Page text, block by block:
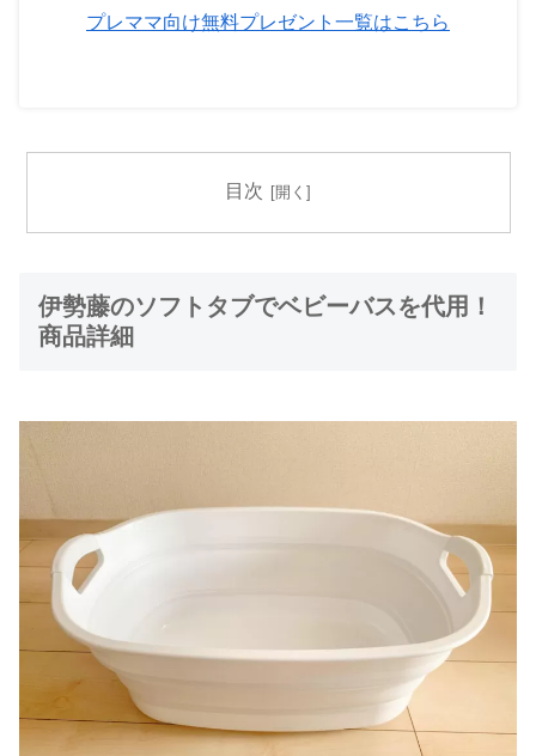
プレママ向け無料プレゼント一覧はこちら
目次
伊勢藤のソフトタブでベビーバスを代用！
商品詳細